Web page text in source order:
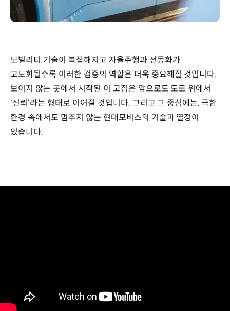
모빌리티 기술이 복잡해지고 자율주행과 전동화가
고도화될수록 이러한 검증의 역할은 더욱 중요해질 것입니다.
보이지 않는 곳에서 시작된 이 고집은 앞으로도 도로 위에서
‘신뢰’라는 형태로 이어질 것입니다. 그리고 그 중심에는, 극한
환경 속에서도 멈추지 않는 현대모비스의 기술과 열정이
있습니다.